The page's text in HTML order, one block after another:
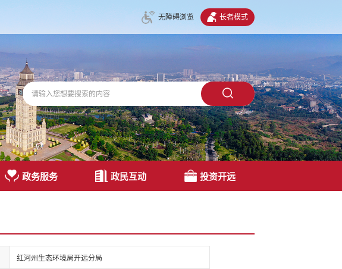
无障碍浏览 长者模式
政务服务 政民互动 投资开远
红河州生态环境局开远分局